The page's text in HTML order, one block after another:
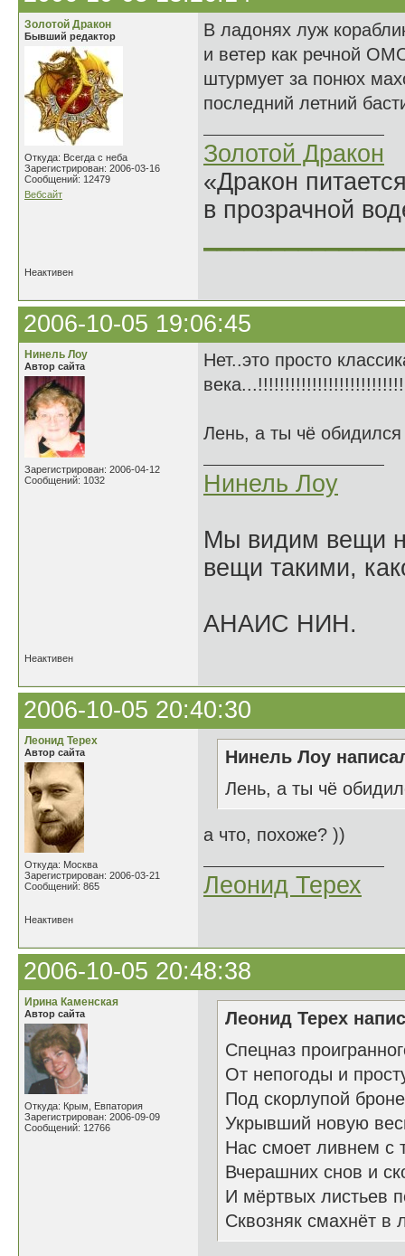
Золотой Дракон
Бывший редактор
Откуда: Всегда с неба
Зарегистрирован: 2006-03-16
Сообщений: 12479
Вебсайт
В ладонях луж
и ветер как речной
штурмует за понюх
последний летний
Золотой Дракон
«Дракон
в прозрачной
Неактивен
2006-10-05 19:06:45
Нинель Лоу
Автор сайта
Зарегистрирован: 2006-04-12
Сообщений: 1032
Нет..это просто
Лень, а ты чё
Нинель Лоу
Мы видим вещи
вещи такими,
АНАИС НИН.
Неактивен
2006-10-05 20:40:30
Леонид Терех
Автор сайта
Откуда: Москва
Зарегистрирован: 2006-03-21
Сообщений: 865
Нинель Лоу
Лень, а ты чё
а что, похоже? ))
Леонид Терех
Неактивен
2006-10-05 20:48:38
Ирина Каменская
Автор сайта
Откуда: Крым, Евпатория
Зарегистрирован: 2006-09-09
Сообщений: 12766
Леонид Терех
Спецназ
От непогоды и
Под скорлупой
Укрывший новую
Нас смоет ливнем с
Вчерашних снов и
И мёртвых листьев
Сквозняк смахнёт в